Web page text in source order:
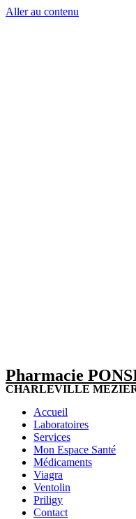
Aller au contenu
Pharmacie
CHARLEVILLE
Accueil
Laboratoires
Services
Mon Espace Santé
Médicaments
Viagra
Ventolin
Priligy
Contact